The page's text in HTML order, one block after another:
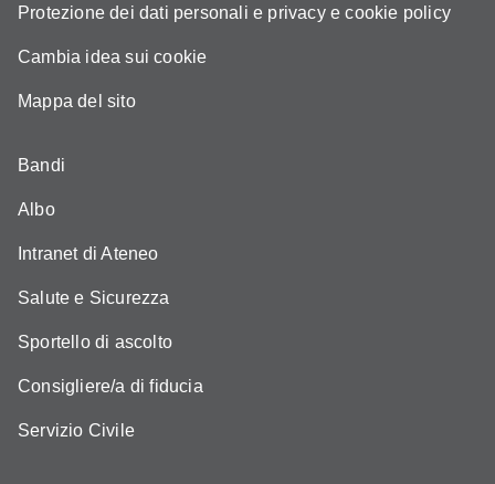
Protezione dei dati personali e privacy e cookie policy
Cambia idea sui cookie
Mappa del sito
Bandi
Albo
Intranet di Ateneo
Salute e Sicurezza
Sportello di ascolto
Consigliere/a di fiducia
Servizio Civile